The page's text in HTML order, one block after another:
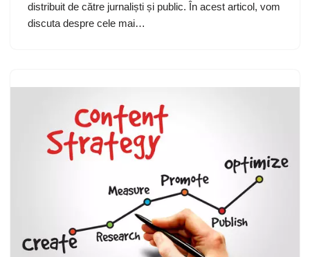
distribuit de către jurnaliști și public. În acest articol, vom
discuta despre cele mai…